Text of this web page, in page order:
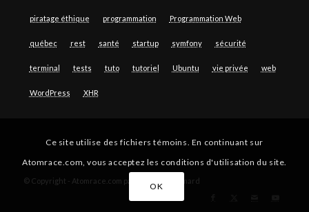
piratage éthique programmation Programmation Web
québec rest santé startup symfony sécurité
terminal tests tuto tutoriel Ubuntu vie privée web
WordPress XHR
© Copyright - Atomrace.com par Guillaume Simard
Ce site utilise des fichiers témoins. En continuant sur
Atomrace.com, vous acceptez les conditions d'utilisation du site.
OK